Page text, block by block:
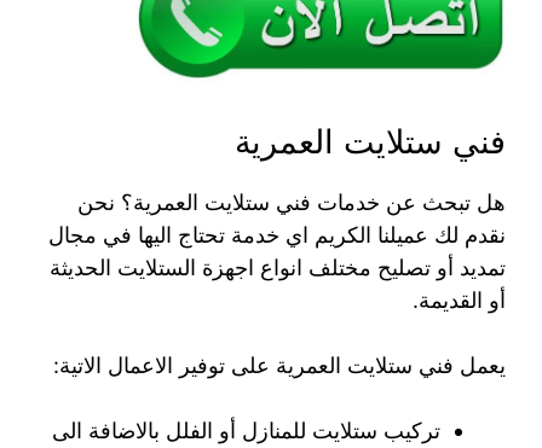
فني ستلايت العمرية
هل تبحث عن خدمات فني ستلايت العمرية؟ نحن
نقدم لك عميلنا الكريم اي خدمة تحتاج اليها في مجال
تمديد أو تصليح مختلف انواع اجهزة الستلايت الحديثة
أو القديمة.
يعمل فني ستلايت العمرية على توفير الاعمال الاتية:
تركيب ستلايت للمنازل أو الفلل بالاضافة الى